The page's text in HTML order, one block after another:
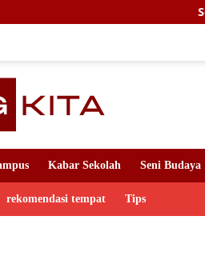
Setya
Kabar Sekolah Seni Budaya
rekomendasi tempat Tips